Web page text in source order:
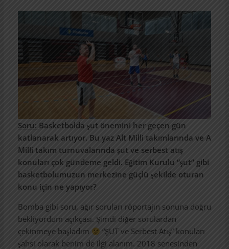
Soru: Basketbolda şut önemini her geçen gün
katlanarak artıyor. Bu yaz Alt Milli takımlarında ve A
Milli takım turnuvalarında şut ve serbest atış
konuları çok gündeme geldi. Eğitim Kurulu “şut” gibi
basketbolumuzun merkezine güçlü şekilde oturan
konu için ne yapıyor?
Bomba gibi soru, ağır soruları röportajın sonuna doğru
bekliyordum açıkçası. Şimdi diğer sorulardan
çekinmeye başladım
“ŞUT ve Serbest Atış” konuları
şahsi olarak benim de ilgi alanım. 2018 senesinden